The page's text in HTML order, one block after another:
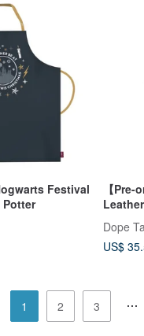
Festival
【Pre-
Dope
US$
1 2 3